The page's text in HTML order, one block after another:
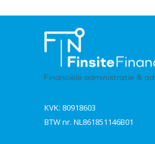
KVK: 80918603
BTW nr. NL861851146B01